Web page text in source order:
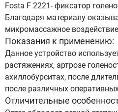
Fosta F 2221- фиксатор
Благодаря материалу
микромассажное
Показания к применению:
Данное устройство
растяжениях, артрозе
ахиллобурситах, после
после различных
Отличительные